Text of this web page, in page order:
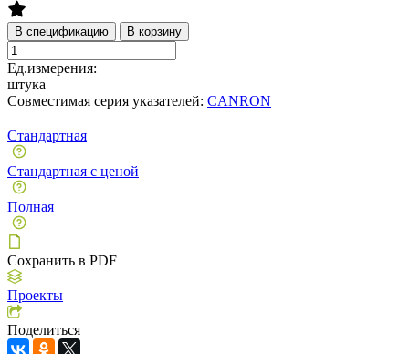
В спецификацию В корзину
Ед.измерения:
штука
Совместимая серия указателей: CANRON
Стандартная
Стандартная с ценой
Полная
Сохранить в PDF
Проекты
Поделиться